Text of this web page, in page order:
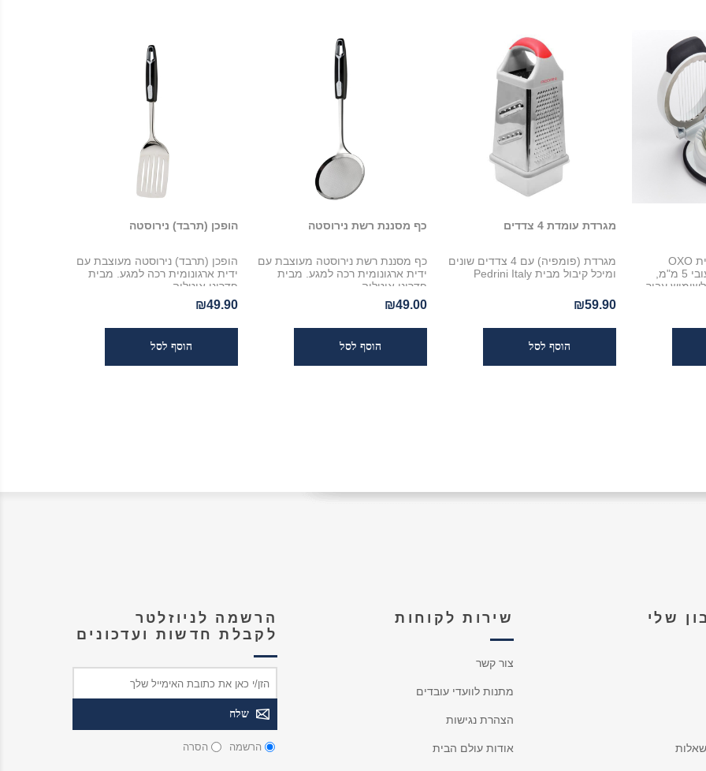
פורס ביצים קשות מבית OXO
לפרוסות מושלמות בעובי 5 מ"מ,
עבור
מגרדת עומדת 4 צדדים
מגרדת (פומפיה) עם 4 צדדים שונים
ומיכל קיבול מבית Pedrini Italy
₪59.90
כף מסננת רשת נירוסטה
כף מסננת רשת נירוסטה מעוצבת עם
ידית ארגונומית רכה למגע. מבית
פדריני איטליה
₪49.00
הופכן (תרבד) נירוסטה
הופכן (תרבד) נירוסטה מעוצבת עם
ידית ארגונומית רכה למגע. מבית
פדריני איטליה
₪49.90
שלי שירות לקוחות
צור קשר
מתנות לוועדי עובדים
הצהרת נגישות
אודות עולם הבית
הרשמה לניוזלטר
לקבלת חדשות ועדכונים
הרשמה הסרה